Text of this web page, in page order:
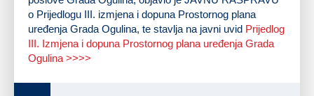
o Prijedlogu III. izmjena i dopuna Prostornog plana
uređenja Grada Ogulina, te stavlja na javni uvid Prijedlog
III. Izmjena i dopuna Prostornog plana uređenja Grada
Ogulina >>>>